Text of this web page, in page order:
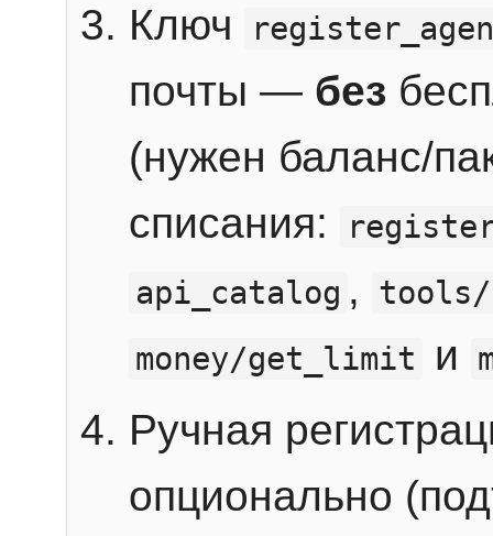
Ключ
почты — без
(нужен баланс/
списания:
api_catalog ,
money/get_limit
и
Ручная
опционально